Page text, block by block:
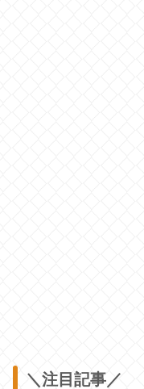
＼注目記事／